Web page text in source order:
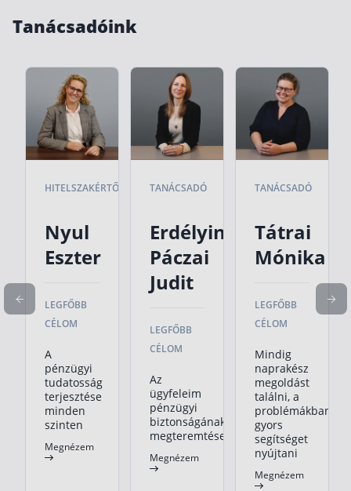
Tanácsadóink
HITELSZAKÉRTŐ
Nyul
Eszter
LEGFŐBB
CÉLOM
A
pénzügyi
tudatosság
terjesztése
minden
szinten
Megnézem
TANÁCSADÓ
Erdélyiné
Páczai
Judit
LEGFŐBB
CÉLOM
Az
ügyfeleim
pénzügyi
biztonságának
megteremtése
Megnézem
TANÁCSADÓ
Tátrai
Mónika
LEGFŐBB
CÉLOM
Mindig
naprakész
megoldást
találni, a
problémákban
gyors
segítséget
nyújtani
Megnézem